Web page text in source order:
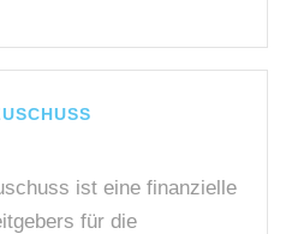
ist eine finanzielle
für die